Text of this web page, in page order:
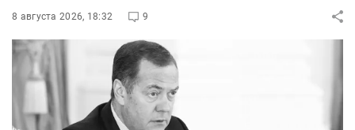
8 августа 2026, 18:32 9